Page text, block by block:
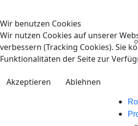
Wir benutzen Cookies
Wir nutzen Cookies auf unserer
verbessern (Tracking Cookies). Sie
Funktionalitäten der Seite zur
Akzeptieren
Ablehnen